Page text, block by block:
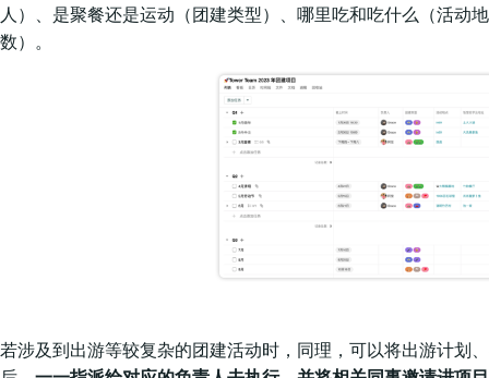
人）、是聚餐还是运动（团建类型）、哪里吃和吃什么（活动
数）。
若涉及到出游等较复杂的团建活动时，同理，可以将出游计划